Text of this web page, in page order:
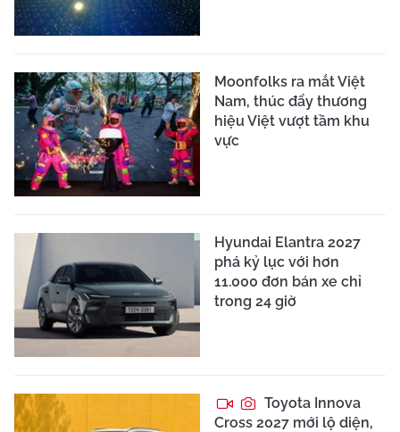
Moonfolks ra mắt Việt
Nam, thúc đẩy thương
hiệu Việt vượt tầm khu
vực
Hyundai Elantra 2027
phá kỷ lục với hơn
11.000 đơn bán xe chỉ
trong 24 giờ
Toyota Innova
Cross 2027 mới lộ diện,